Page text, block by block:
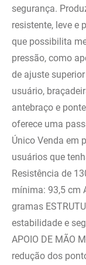
segurança.
resistente, leve e
que possibilita
pressão, como
de ajuste
usuário,
antebraço e
oferece uma
Único Venda em
usuários que
Resistência de
mínima: 93,5 cm
gramas
estabilidade e
APOIO DE MÃO
redução dos